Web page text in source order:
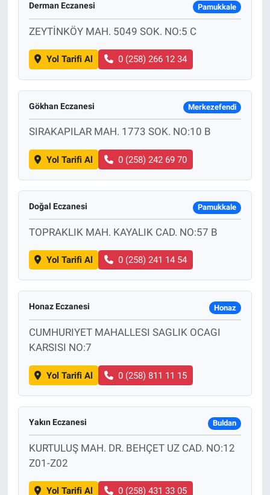
Derman Eczanesi Pamukkale
ZEYTİNKÖY MAH. 5049 SOK. NO:5 C
Yol Tarifi Al 0 (258) 266 12 34
Gökhan Eczanesi Merkezefendi
SIRAKAPILAR MAH. 1773 SOK. NO:10 B
Yol Tarifi Al 0 (258) 242 69 70
Doğal Eczanesi Pamukkale
TOPRAKLIK MAH. KAYALIK CAD. NO:57 B
Yol Tarifi Al 0 (258) 241 14 54
Honaz Eczanesi Honaz
CUMHURIYET MAHALLESI SAGLIK OCAGI
KARSISI NO:7
Yol Tarifi Al 0 (258) 811 11 15
Yakın Eczanesi Buldan
KURTULUŞ MAH. DR. BEHÇET UZ CAD. NO:12
Z01-Z02
Yol Tarifi Al 0 (258) 431 33 05